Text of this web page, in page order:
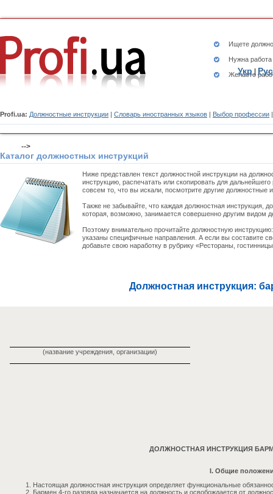
Ищете
Нужна
Желаете
Profi.ua: Должностные инструкции | Словарь иностранных языков | Выбор профессии
Укр| Рус
-->
Каталог должностных инструкций
Ниже представлен текст должностной инструкции на
инструкцию, распечатать или скопировать для
совсем то, что вы искали, посмотрите другие должностные
Также не забывайте, что каждая должностная инструкция,
которая, возможно, занимается совершенно другим видом
Поэтому внимательно прочитайте должностную
указаны специфичные направления. А если вы составите
добавьте свою наработку в рубрику «Рестораны,
Должностная инструкция:
(название учреждения, организации)
ДОЛЖНОСТНАЯ ИНСТРУКЦИЯ
I. Общие
Настоящая должностная инструкция определяет функциональные
Бармен 4-го разряда назначается на должность и освобождается от